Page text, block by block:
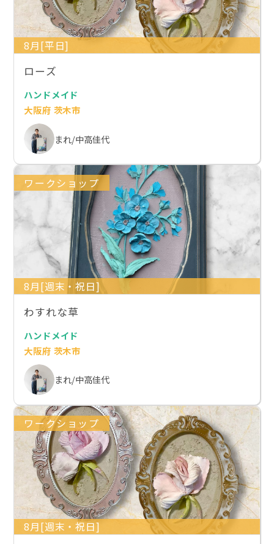
8月[平日]
ローズ
ハンドメイド
大阪府 茨木市
まれ/中高佳代
ワークショップ
8月[週末・祝日]
わすれな草
ハンドメイド
大阪府 茨木市
まれ/中高佳代
ワークショップ
8月[週末・祝日]